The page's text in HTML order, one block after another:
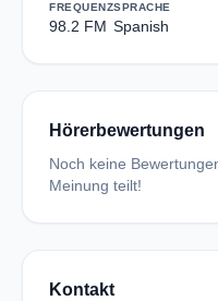
FREQUENZ
98.2 FM
SPRACHE
Spanish
Hörerbewertungen
Noch keine
Meinung teilt!
Kontakt